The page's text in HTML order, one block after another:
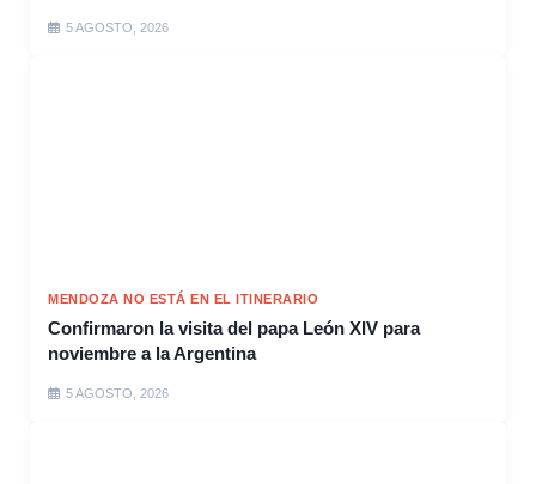
5 AGOSTO, 2026
MENDOZA NO ESTÁ EN EL ITINERARIO
Confirmaron la visita del papa León XIV para
noviembre a la Argentina
5 AGOSTO, 2026